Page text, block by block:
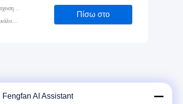
Προηγούμενος: Επιχειρηματικές Εξελίξεις: Ο Ρόλος του Τριვალεντικού Χρωμίου Πολύχρωμου Παθητικοποιητή στην Ενίσχυση της Αντοχής των Μετάλλων στην Οξείδωση
Έπειτα: Αντιμετώπιση της συμμόρφωσης με την αλλεργία στο νικέλιο στην τελική κατασκευή κοσμημάτων: Ο ρόλος της επικάλυψης από κράμα Sn-Co
Πίσω στο
Fengfan AI Assistant